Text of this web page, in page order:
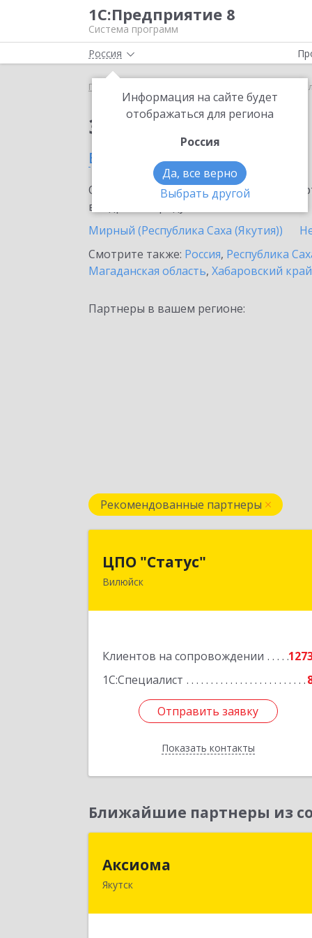
1С:Предприятие 8
Система программ
Россия
Информация на сайте будет
отображаться для региона
Россия
Да, все верно
Выбрать другой
Главная 1C-Store в
Заказать 1C-Store
в Вилюйске
Ознакомьтесь с информационными
внедрение продукта.
Мирный (Республика Саха (Якутия))
Смотрите также: Россия, Республика
Магаданская область, Хабаровский край
Партнеры в вашем регионе:
Рекомендованные партнеры
ЦПО "Статус"
Вилюйск
Клиентов на сопровождении
1С:Специалист
Отправить заявку
Показать контакты
677000, Саха /Якутия/ Респ, Якутск г,
Отправить заявку
Назад
Ближайшие партнеры из
Аксиома
Якутск677000, Саха /Якутия/ Респ, Якутск г,